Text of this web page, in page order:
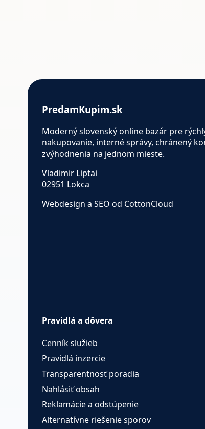
PredamKupim.sk
Moderný slovenský online bazár pre
nakupovanie, interné správy, chránený
zvýhodnenia na jednom mieste.
Vladimir Liptai
02951 Lokca
Webdesign a SEO od CottonCloud
Pravidlá a dôvera
Cenník služieb
Pravidlá inzercie
Transparentnosť poradia
Nahlásiť obsah
Reklamácie a odstúpenie
Alternatívne riešenie sporov